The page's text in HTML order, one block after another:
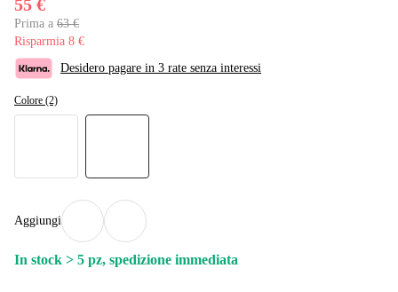
55 €
Prima a 63 €
Risparmia 8 €
Desidero pagare in 3 rate senza interessi
Colore (2)
Aggiungi
In stock > 5 pz, spedizione immediata